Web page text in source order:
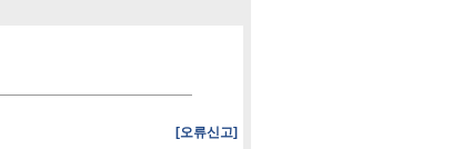
[오류신고]